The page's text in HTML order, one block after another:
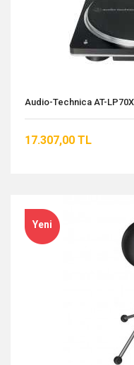
Audio-Technica AT-
17.307,00 TL
Yeni